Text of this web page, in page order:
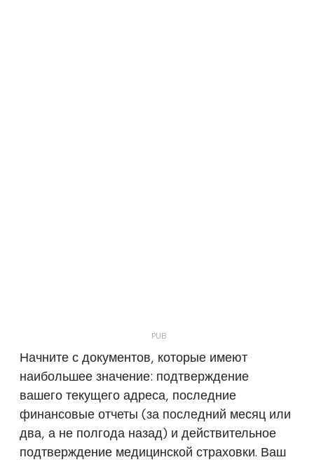
Начните с документов, которые имеют
наибольшее значение: подтверждение
вашего текущего адреса, последние
финансовые отчеты (за последний месяц или
два, а не полгода назад) и действительное
подтверждение медицинской страховки. Ваш